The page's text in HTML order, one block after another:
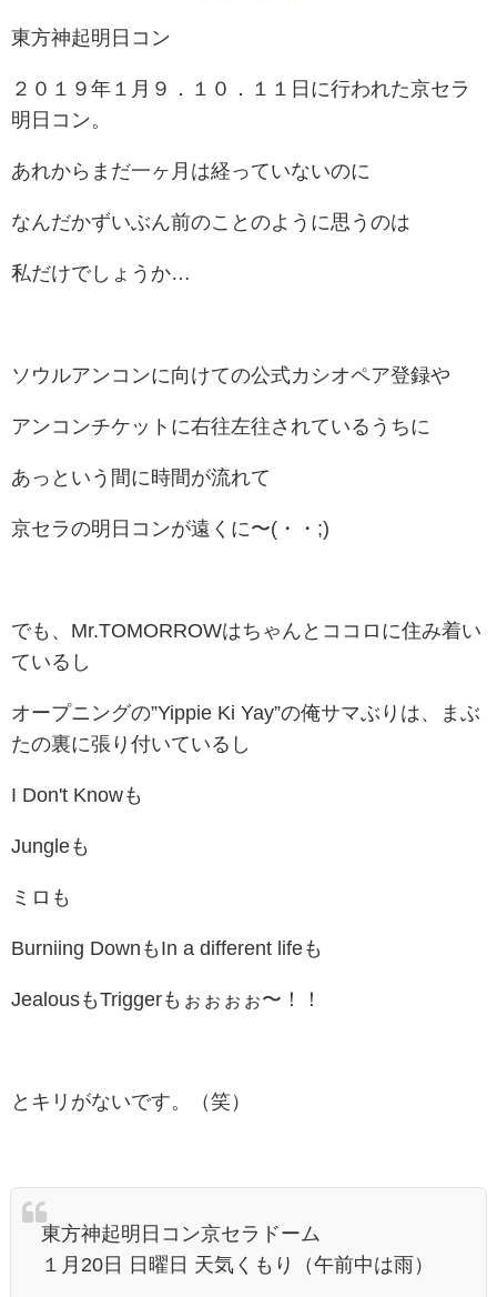
東方神起明日コン
２０１９年１月９．１０．１１日に行われた京セラ
明日コン。
あれからまだ一ヶ月は経っていないのに
なんだかずいぶん前のことのように思うのは
私だけでしょうか…
ソウルアンコンに向けての公式カシオペア登録や
アンコンチケットに右往左往されているうちに
あっという間に時間が流れて
京セラの明日コンが遠くに〜(・・;)
でも、Mr.TOMORROWはちゃんとココロに住み着い
ているし
オープニングの”Yippie Ki Yay”の俺サマぶりは、まぶ
たの裏に張り付いているし
I Don't Knowも
Jungleも
ミロも
Burniing DownもIn a different lifeも
JealousもTriggerもぉぉぉぉ〜！！
とキリがないです。（笑）
東方神起明日コン京セラドーム
１月20日 日曜日 天気くもり（午前中は雨）